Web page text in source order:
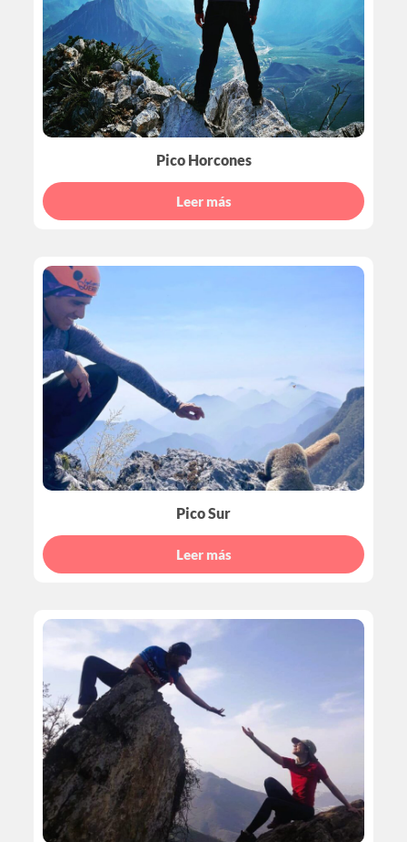
Pico Horcones
Leer más
Pico Sur
Leer más